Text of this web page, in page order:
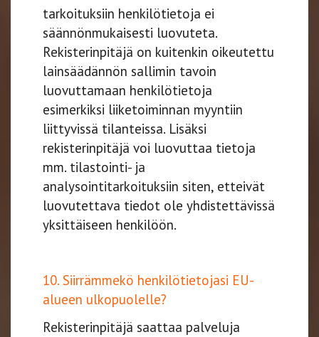
tarkoituksiin henkilötietoja ei
säännönmukaisesti luovuteta.
Rekisterinpitäjä on kuitenkin oikeutettu
lainsäädännön sallimin tavoin
luovuttamaan henkilötietoja
esimerkiksi liiketoiminnan myyntiin
liittyvissä tilanteissa. Lisäksi
rekisterinpitäjä voi luovuttaa tietoja
mm. tilastointi- ja
analysointitarkoituksiin siten, etteivät
luovutettava tiedot ole yhdistettävissä
yksittäiseen henkilöön.
10. Siirrämmekö henkilötietojasi EU-
alueen ulkopuolelle?
Rekisterinpitäjä saattaa palveluja